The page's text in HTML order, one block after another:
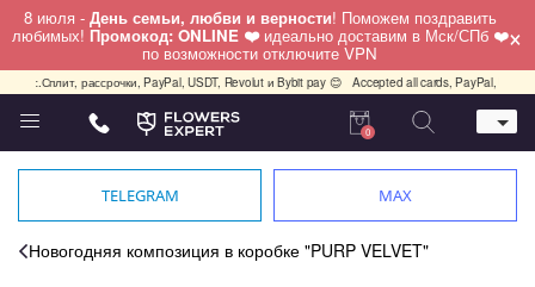
8 июля - День семьи, любви и верности! Поможем поздравить
любимых! Промокод: ONLINE ❤️ идеально доставим в Мск/СПб ❤️
по возможности отключите VPN ×
рассрочки, PayPal, USDT, Revolut и Bybit pay 😊 Accepted all cards, PayPal,
Телефон
+7 (495) 982-55-05
0
TELEGRAM MAX
Новогодняя композиция в коробке "PURP VELVET"